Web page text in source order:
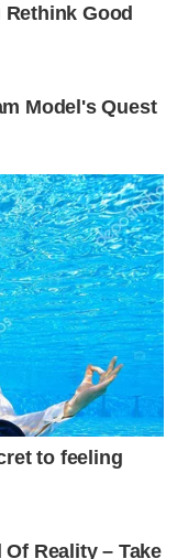
Rethink Good
Model's Quest
to feeling
Reality – Take